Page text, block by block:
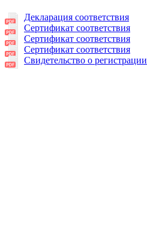
Декларация соответствия
Сертификат соответствия
Сертификат соответствия
Сертификат соответствия
Свидетельство о регистрации